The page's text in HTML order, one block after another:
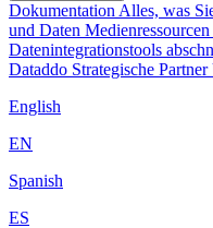
Dokumentation Alles, was
und Daten Medienressourcen
Datenintegrationstools
Dataddo Strategische Partner
English
EN
Spanish
ES